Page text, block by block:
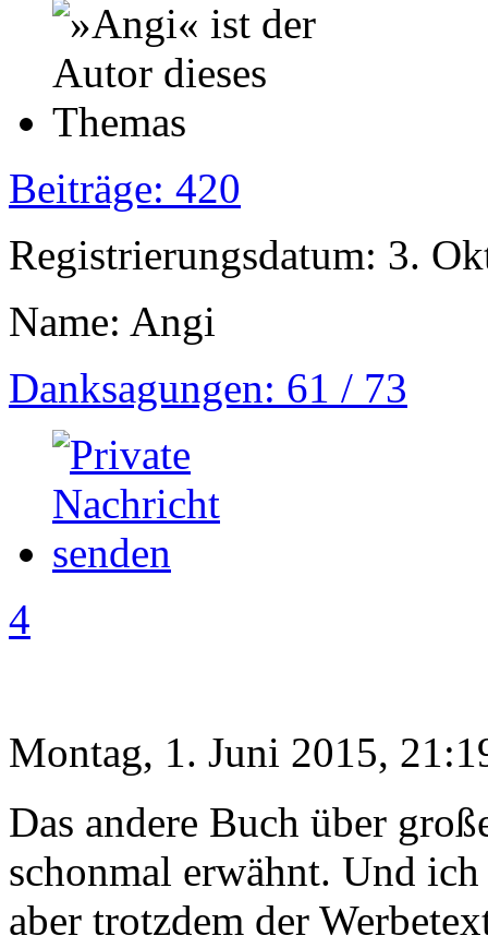
Beiträge: 420
Registrierungsdatum: 3.
Name: Angi
Danksagungen: 61 / 73
4
Montag, 1. Juni 2015,
Das andere Buch über
schonmal erwähnt. Und ich
aber trotzdem der